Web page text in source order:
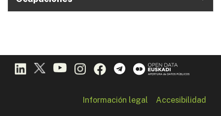
Información legal Accesibilidad